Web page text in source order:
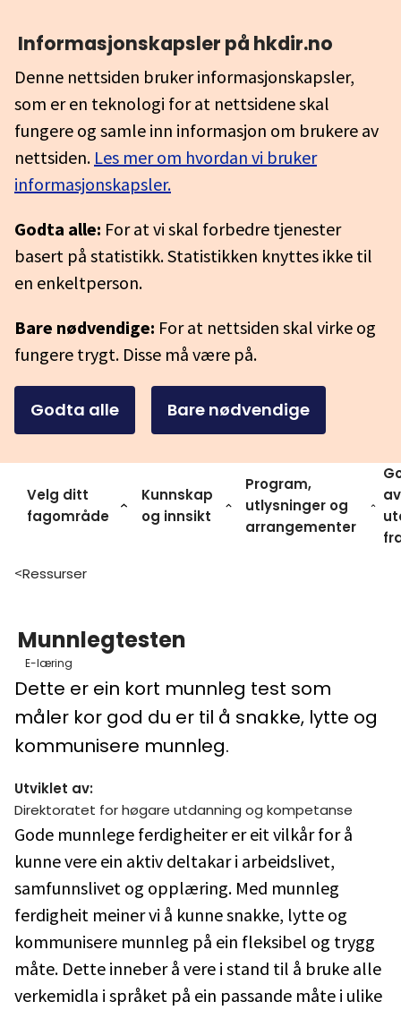
Informasjonskapsler på hkdir.no
Denne nettsiden bruker informasjonskapsler,
som er en teknologi for at nettsidene skal
fungere og samle inn informasjon om brukere av
nettsiden. Les mer om hvordan vi bruker
informasjonskapsler.
Godta alle: For at vi skal forbedre tjenester
basert på statistikk. Statistikken knyttes ikke til
en enkeltperson.
Bare nødvendige: For at nettsiden skal virke og
fungere trygt. Disse må være på.
Godta alle Bare nødvendige
Velg ditt
fagområde
Kunnskap
og innsikt
Program,
utlysninger og
arrangementer
av
>Ressurser
Munnlegtesten
E-læring
Dette er ein kort munnleg test som
måler kor god du er til å snakke, lytte og
kommunisere munnleg.
Utviklet av:
Direktoratet for høgare utdanning og kompetanse
Gode munnlege ferdigheiter er eit vilkår for å
kunne vere ein aktiv deltakar i arbeidslivet,
samfunnslivet og opplæring. Med munnleg
ferdigheit meiner vi å kunne snakke, lytte og
kommunisere munnleg på ein fleksibel og trygg
måte. Dette inneber å vere i stand til å bruke alle
verkemidla i språket på ein passande måte i ulike